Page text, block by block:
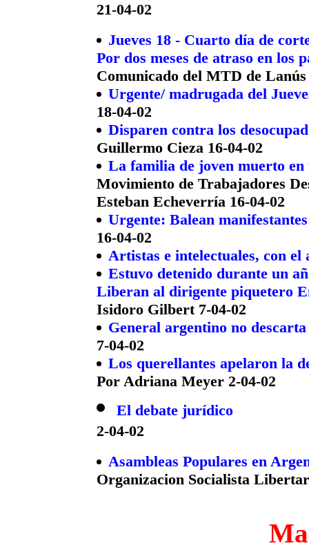
21-04-02
Jueves 18 - Cuarto día de
Por dos meses de atraso en los
Comunicado del MTD de Lanús
Urgente/ madrugada del
18-04-02
Disparen contra los
Guillermo Cieza 16-04-02
La familia de joven muerto en
Movimiento de Trabajadores
Esteban Echeverría 16-04-02
Urgente: Balean
16-04-02
Artistas e intelectuales, con el
Estuvo detenido durante un
Liberan al dirigente piquetero
Isidoro Gilbert 7-04-02
General argentino no
7-04-02
Los querellantes apelaron la
Por Adriana Meyer 2-04-02
El debate jurídico
2-04-02
Asambleas Populares en
Organizacion Socialista